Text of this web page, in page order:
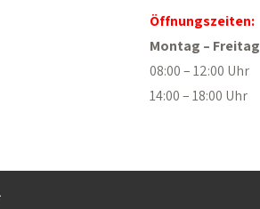
Öffnungszeiten:
Montag – Freitag
08:00 – 12:00 Uhr
14:00 – 18:00 Uhr